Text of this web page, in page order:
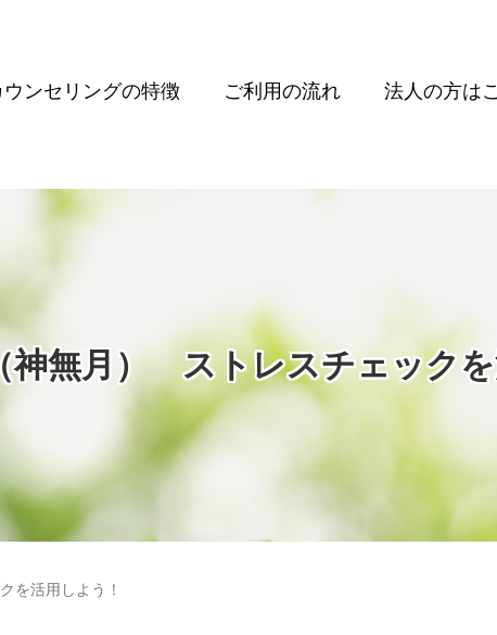
ウンセリングの特徴 ご利用の流れ 法人の方は
神無月） ストレスチェック
を活用しよう！